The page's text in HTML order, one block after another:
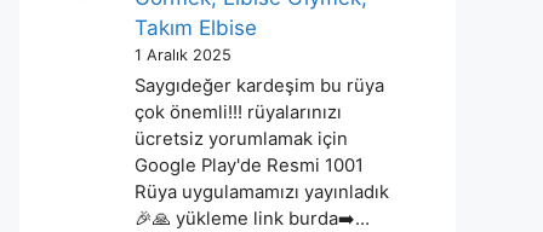
Takım Elbise
1 Aralık 2025
Saygıdeğer kardeşim bu rüya
çok önemli!!! rüyalarınızı
ücretsiz yorumlamak için
Google Play'de Resmi 1001
Rüya uygulamamızı yayınladık
🎉🙏 yükleme link burda➡️…